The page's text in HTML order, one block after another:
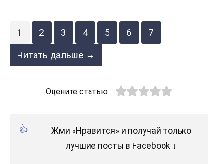
1 2 3 4 5 6
7
Читать дальше →
Оцените статью
Жми «Нравится» и получай только
лучшие посты в Facebook ↓